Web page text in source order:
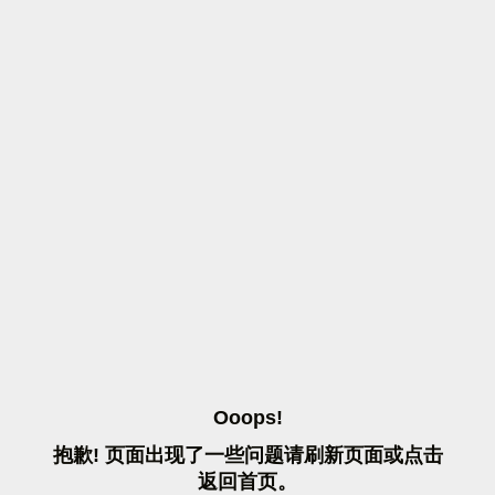
OOOPS!
抱歉! 页面出现了一些问题请刷 新页面或点击
返 回首页。